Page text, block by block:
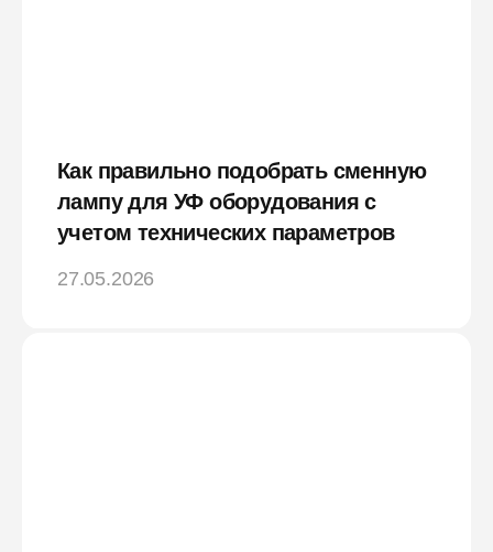
Как правильно подобрать сменную
лампу для УФ оборудования с
учетом технических параметров
27.05.2026